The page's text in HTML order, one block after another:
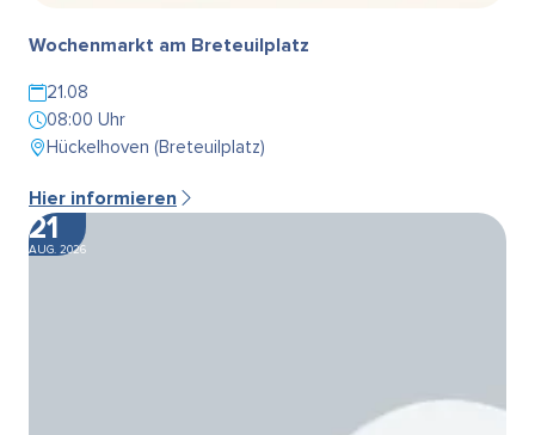
Wochenmarkt am Breteuilplatz
21.08
08:00 Uhr
Hückelhoven (Breteuilplatz)
Hier informieren
21
AUG. 2026